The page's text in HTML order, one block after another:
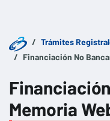
Trámites
Financiación No
Memoria